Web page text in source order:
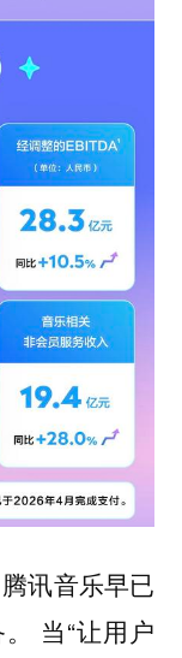
讯音乐早已
当“让用户